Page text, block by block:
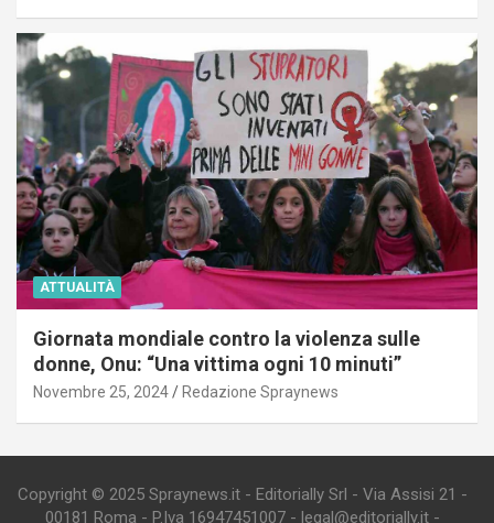
ATTUALITÀ
Giornata mondiale contro la violenza sulle
donne, Onu: “Una vittima ogni 10 minuti”
Novembre 25, 2024 Redazione Spraynews
Copyright © 2025 Spraynews.it - Editorially Srl - Via Assisi 21 -
00181 Roma - P.Iva 16947451007 - legal@editorially.it -